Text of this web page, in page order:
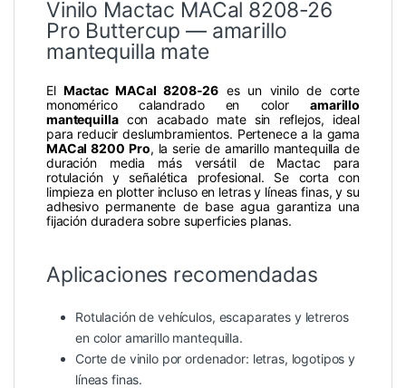
Vinilo Mactac MACal 8208-26
Pro Buttercup — amarillo
mantequilla mate
ElMactac MACal 8208-26 es un vinilo de corte
monomérico calandrado en coloramarillo
mantequillacon acabado mate sin reflejos, ideal
para reducir deslumbramientos. Pertenece a la gama
MACal 8200 Pro, la serie de amarillo mantequilla de
duración media más versátil de Mactac para
rotulación y señalética profesional. Se corta con
limpieza en plotter incluso en letras y líneas finas, y su
adhesivo permanente de base agua garantiza una
fijación duradera sobre superficies planas.
Aplicaciones recomendadas
Rotulación de vehículos, escaparates y letreros
en color amarillo mantequilla.
Corte de vinilo por ordenador: letras, logotipos y
líneas finas.